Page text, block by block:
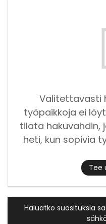
Valitettavasti
työpaikkoja ei
tilata hakuvahdin,
heti, kun sopivia
Tee
Haluatko suosituksia